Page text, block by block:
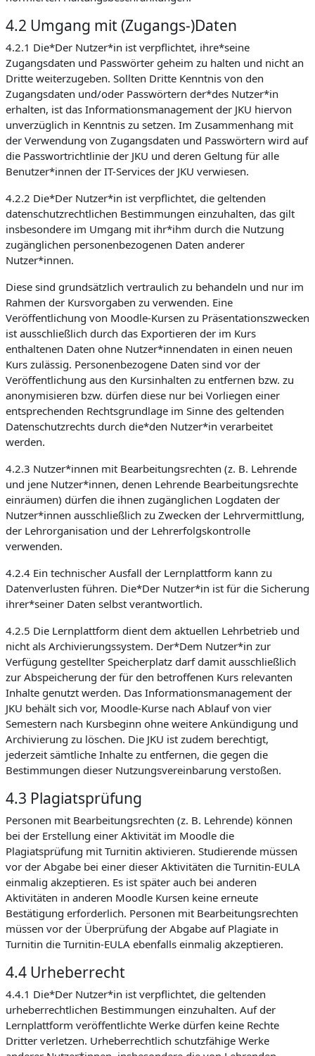
4.2 Umgang mit (Zugangs-)Daten
4.2.1 Die*Der Nutzer*in ist verpflichtet, ihre*seine
Zugangsdaten und Passwörter geheim zu halten und nicht an
Dritte weiterzugeben. Sollten Dritte Kenntnis von den
Zugangsdaten und/oder Passwörtern der*des Nutzer*in
erhalten, ist das Informationsmanagement der JKU hiervon
unverzüglich in Kenntnis zu setzen. Im Zusammenhang mit
der Verwendung von Zugangsdaten und Passwörtern wird auf
die Passwortrichtlinie der JKU und deren Geltung für alle
Benutzer*innen der IT-Services der JKU verwiesen.
4.2.2 Die*Der Nutzer*in ist verpflichtet, die geltenden
datenschutzrechtlichen Bestimmungen einzuhalten, das gilt
insbesondere im Umgang mit ihr*ihm durch die Nutzung
zugänglichen personenbezogenen Daten anderer
Nutzer*innen.
Diese sind grundsätzlich vertraulich zu behandeln und nur im
Rahmen der Kursvorgaben zu verwenden. Eine
Veröffentlichung von Moodle-Kursen zu Präsentationszwecken
ist ausschließlich durch das Exportieren der im Kurs
enthaltenen Daten ohne Nutzer*innendaten in einen neuen
Kurs zulässig. Personenbezogene Daten sind vor der
Veröffentlichung aus den Kursinhalten zu entfernen bzw. zu
anonymisieren bzw. dürfen diese nur bei Vorliegen einer
entsprechenden Rechtsgrundlage im Sinne des geltenden
Datenschutzrechts durch die*den Nutzer*in verarbeitet
werden.
4.2.3 Nutzer*innen mit Bearbeitungsrechten (z. B. Lehrende
und jene Nutzer*innen, denen Lehrende Bearbeitungsrechte
einräumen) dürfen die ihnen zugänglichen Logdaten der
Nutzer*innen ausschließlich zu Zwecken der Lehrvermittlung,
der Lehrorganisation und der Lehrerfolgskontrolle
verwenden.
4.2.4 Ein technischer Ausfall der Lernplattform kann zu
Datenverlusten führen. Die*Der Nutzer*in ist für die Sicherung
ihrer*seiner Daten selbst verantwortlich.
4.2.5 Die Lernplattform dient dem aktuellen Lehrbetrieb und
nicht als Archivierungssystem. Der*Dem Nutzer*in zur
Verfügung gestellter Speicherplatz darf damit ausschließlich
zur Abspeicherung der für den betroffenen Kurs relevanten
Inhalte genutzt werden. Das Informationsmanagement der
JKU behält sich vor, Moodle-Kurse nach Ablauf von vier
Semestern nach Kursbeginn ohne weitere Ankündigung und
Archivierung zu löschen. Die JKU ist zudem berechtigt,
jederzeit sämtliche Inhalte zu entfernen, die gegen die
Bestimmungen dieser Nutzungsvereinbarung verstoßen.
4.3 Plagiatsprüfung
Personen mit Bearbeitungsrechten (z. B. Lehrende) können
bei der Erstellung einer Aktivität im Moodle die
Plagiatsprüfung mit Turnitin aktivieren. Studierende müssen
vor der Abgabe bei einer dieser Aktivitäten die Turnitin-EULA
einmalig akzeptieren. Es ist später auch bei anderen
Aktivitäten in anderen Moodle Kursen keine erneute
Bestätigung erforderlich. Personen mit Bearbeitungsrechten
müssen vor der Überprüfung der Abgabe auf Plagiate in
Turnitin die Turnitin-EULA ebenfalls einmalig akzeptieren.
4.4 Urheberrecht
4.4.1 Die*Der Nutzer*in ist verpflichtet, die geltenden
urheberrechtlichen Bestimmungen einzuhalten. Auf der
Lernplattform veröffentlichte Werke dürfen keine Rechte
Dritter verletzen. Urheberrechtlich schutzfähige Werke